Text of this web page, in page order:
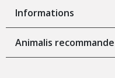
Informations
Animalis recommande